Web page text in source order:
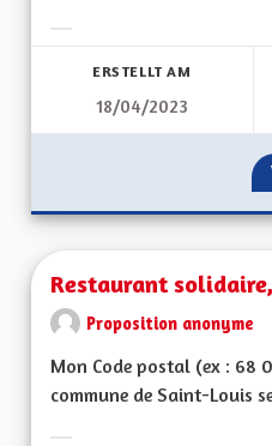
ERSTELLT AM
18/04/2023
Restaurant
Proposition anonyme
Mon Code postal (ex : 68
commune de Saint-Louis